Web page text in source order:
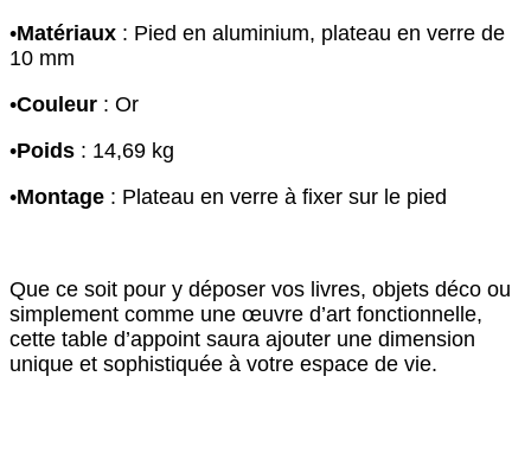
•Matériaux : Pied en aluminium, plateau en verre de
10 mm
•Couleur : Or
•Poids : 14,69 kg
•Montage : Plateau en verre à fixer sur le pied
Que ce soit pour y déposer vos livres, objets déco ou
simplement comme une œuvre d’art fonctionnelle,
cette table d’appoint saura ajouter une dimension
unique et sophistiquée à votre espace de vie.